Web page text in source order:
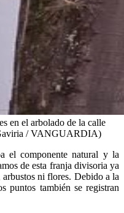
en el arbolado de la calle
/ VANGUARDIA)
el componente natural y la
de esta franja divisoria ya
ni flores. Debido a la
puntos también se registran